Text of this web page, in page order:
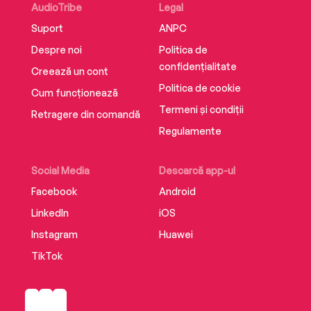
AudioTribe
Suport
Despre noi
Creează un cont
Cum funcționează
Retragere din comandă
Social Media
Facebook
LinkedIn
Instagram
TikTok
Descarcă app-ul
Android
iOS
Huawei
Legal
ANPC
Politica de
confidențialitate
Politica de cookie
Termeni și condiții
Regulamente